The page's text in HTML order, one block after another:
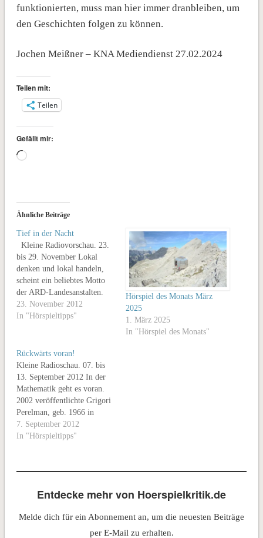
funktionierten, muss man hier immer dranbleiben, um
den Geschichten folgen zu können.
Jochen Meißner – KNA Mediendienst 27.02.2024
Teilen mit:
Teilen
Gefällt mir:
Wird
Ähnliche Beiträge
Tief in der Nacht
Kleine Radiovorschau. 23.
bis 29. November Lokal
denken und lokal handeln,
scheint ein beliebtes Motto
der ARD-Landesanstalten.
Zeitgemäß wirkt das nicht
gerade, aber es stabilisiert
Mundarthörspiele in großer
Zahl hergestellt. Der MDR
hat in dieser Sache über den
eigenen Tellerrand geguckt
und…
23. November 2012
In "Hörspieltipps"
Hörspiel des Monats März
2025
1. März 2025
In "Hörspiel des Monats"
Rückwärts voran!
Kleine Radioschau. 07. bis
13. September 2012 In der
Mathematik geht es voran.
2002 veröffentlichte Grigori
­Perelman, geb. 1966 in
Leningrad, im Netz einen
»Artikel, in dem ihm die
Feature »Perelmans
Uhr, DLF) fragt ihn Julia
Auszeichnungen für…
7. September 2012
In "Hörspieltipps"
Entdecke mehr von Hoerspielkritik.de
Melde dich für ein Abonnement an, um die neuesten Beiträge
per E-Mail zu erhalten.